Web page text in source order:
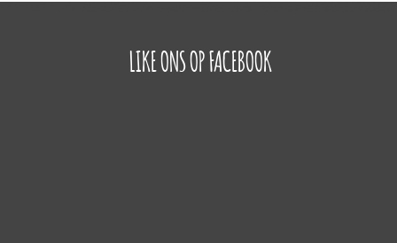
LIKE ONS OP FACEBOOK